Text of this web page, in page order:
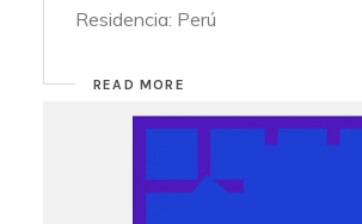
Residencia: Perú
READ MORE